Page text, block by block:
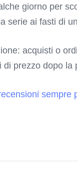
giorno per
serie ai fasti di
acquisti o
prezzo dopo la